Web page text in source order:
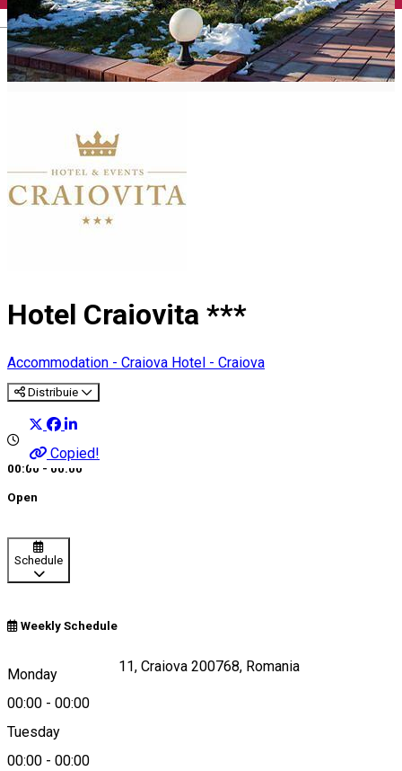
English
Hotel Craiovita ***
Accommodation - Craiova Hotel - Craiova
Distribuie
Copied!
00:00 - 00:00
Open
Schedule
Weekly Schedule
Monday
00:00 - 00:00
Tuesday
00:00 - 00:00
Calea Severinului 11, Craiova 200768, Romania
Map